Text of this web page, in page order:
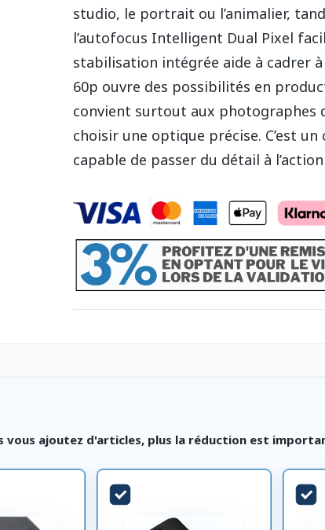
studio, le portrait ou l’animalier,
l’autofocus Intelligent Dual Pixel
stabilisation intégrée aide à cadrer
60p ouvre des possibilités en
convient surtout aux photographes
choisir une optique précise. C’est
capable de passer du détail à
vous ajoutez d'articles, plus la réduction est